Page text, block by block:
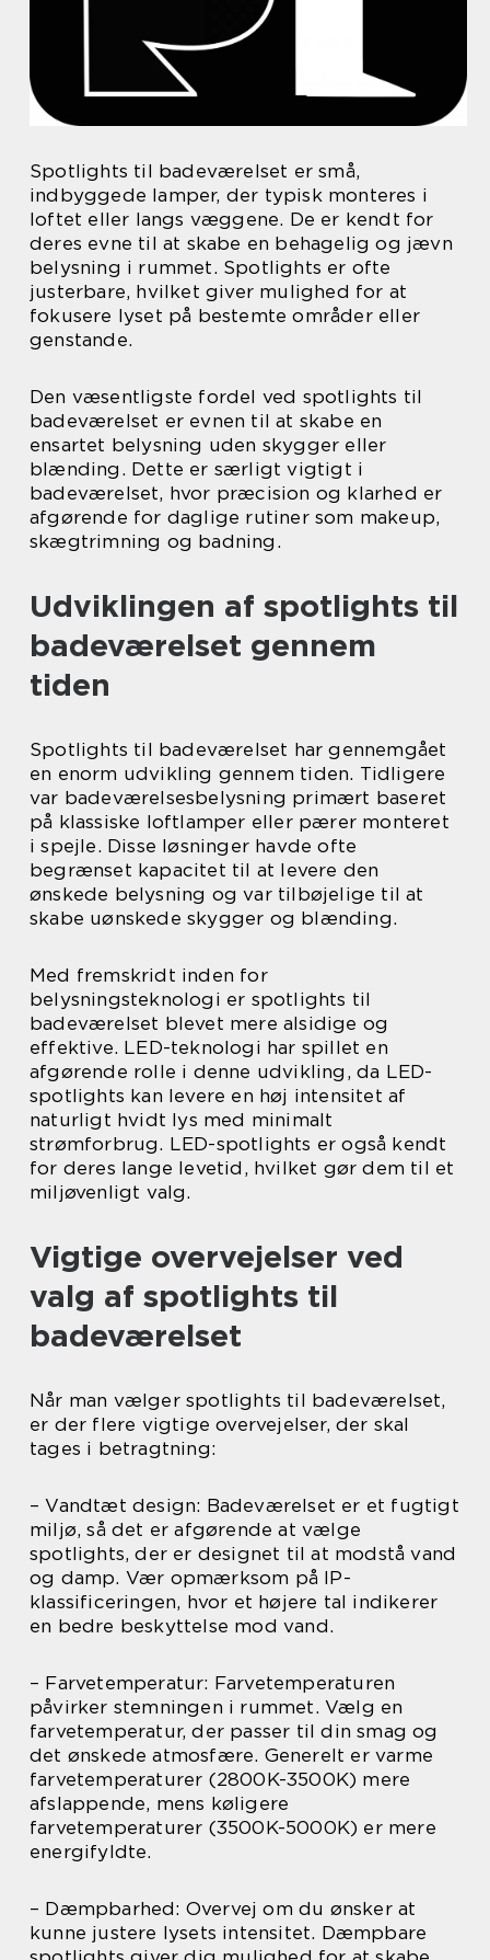
Spotlights til badeværelset er små,
indbyggede lamper, der typisk monteres i
loftet eller langs væggene. De er kendt for
deres evne til at skabe en behagelig og jævn
belysning i rummet. Spotlights er ofte
justerbare, hvilket giver mulighed for at
fokusere lyset på bestemte områder eller
genstande.
Den væsentligste fordel ved spotlights til
badeværelset er evnen til at skabe en
ensartet belysning uden skygger eller
blænding. Dette er særligt vigtigt i
badeværelset, hvor præcision og klarhed er
afgørende for daglige rutiner som makeup,
skægtrimning og badning.
Udviklingen af spotlights til
badeværelset gennem
tiden
Spotlights til badeværelset har gennemgået
en enorm udvikling gennem tiden. Tidligere
var badeværelsesbelysning primært baseret
på klassiske loftlamper eller pærer monteret
i spejle. Disse løsninger havde ofte
begrænset kapacitet til at levere den
ønskede belysning og var tilbøjelige til at
skabe uønskede skygger og blænding.
Med fremskridt inden for
belysningsteknologi er spotlights til
badeværelset blevet mere alsidige og
effektive. LED-teknologi har spillet en
afgørende rolle i denne udvikling, da LED-
spotlights kan levere en høj intensitet af
naturligt hvidt lys med minimalt
strømforbrug. LED-spotlights er også kendt
for deres lange levetid, hvilket gør dem til et
miljøvenligt valg.
Vigtige overvejelser ved
valg af spotlights til
badeværelset
Når man vælger spotlights til badeværelset,
er der flere vigtige overvejelser, der skal
tages i betragtning:
– Vandtæt design: Badeværelset er et fugtigt
miljø, så det er afgørende at vælge
spotlights, der er designet til at modstå vand
og damp. Vær opmærksom på IP-
klassificeringen, hvor et højere tal indikerer
en bedre beskyttelse mod vand.
– Farvetemperatur: Farvetemperaturen
påvirker stemningen i rummet. Vælg en
farvetemperatur, der passer til din smag og
det ønskede atmosfære. Generelt er varme
farvetemperaturer (2800K-3500K) mere
afslappende, mens køligere
farvetemperaturer (3500K-5000K) er mere
energifyldte.
– Dæmpbarhed: Overvej om du ønsker at
kunne justere lysets intensitet. Dæmpbare